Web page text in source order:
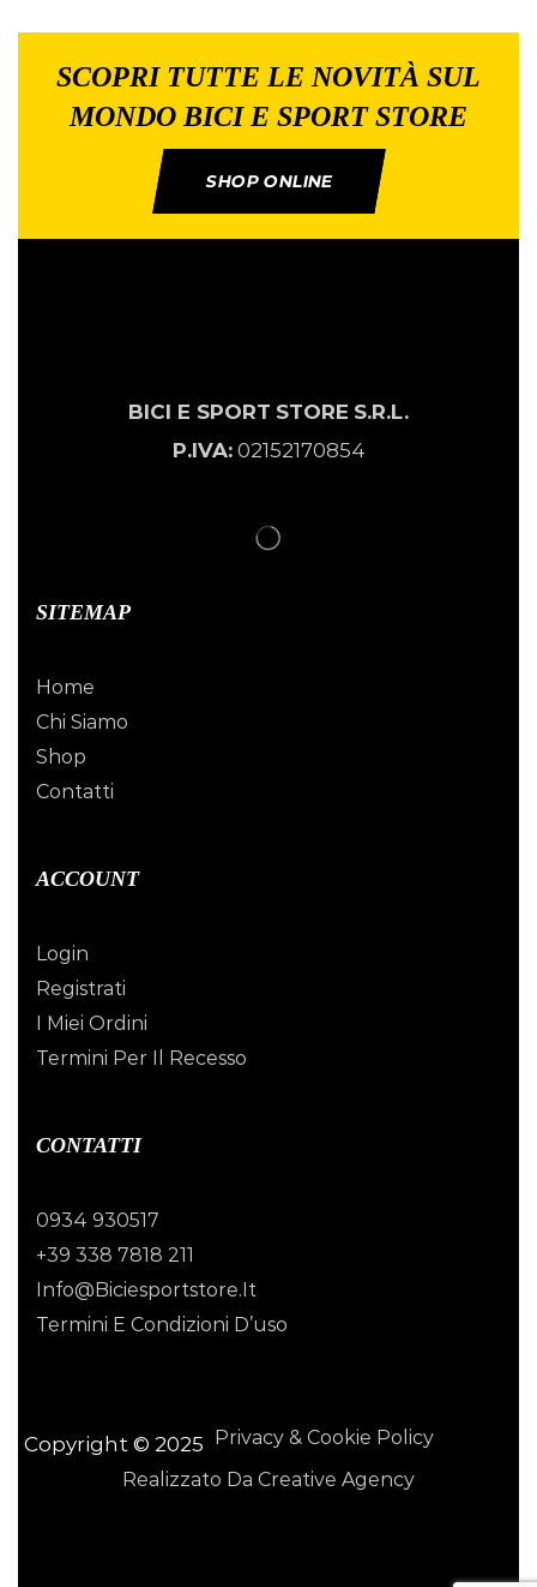
SCOPRI TUTTE LE NOVITÀ SUL
MONDO BICI E SPORT STORE
SHOP ONLINE
BICI E SPORT STORE S.R.L.
P.IVA:02152170854
SITEMAP
Home
Chi Siamo
Shop
Contatti
ACCOUNT
Login
Registrati
I Miei Ordini
Termini Per Il Recesso
CONTATTI
0934 930517
+39 338 7818 211
Info@biciesportstore.it
Termini E Condizioni D’uso
Copyright © 2025 Privacy & Cookie Policy
Realizzato Da Creative Agency